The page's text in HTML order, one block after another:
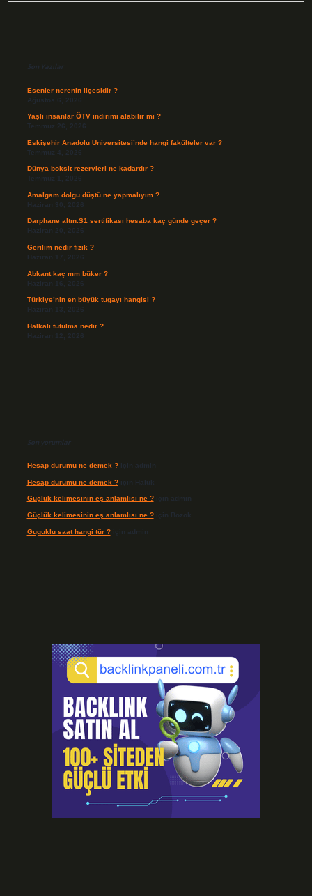
Son Yazılar
Esenler nerenin ilçesidir ?
Ağustos 6, 2026
Yaşlı insanlar ÖTV indirimi alabilir mi ?
Temmuz 26, 2026
Eskişehir Anadolu Üniversitesi’nde hangi fakülteler var ?
Temmuz 4, 2026
Dünya boksit rezervleri ne kadardır ?
Temmuz 1, 2026
Amalgam dolgu düştü ne yapmalıyım ?
Haziran 30, 2026
Darphane altın.S1 sertifikası hesaba kaç günde geçer ?
Haziran 20, 2026
Gerilim nedir fizik ?
Haziran 17, 2026
Abkant kaç mm büker ?
Haziran 16, 2026
Türkiye’nin en büyük tugayı hangisi ?
Haziran 13, 2026
Halkalı tutulma nedir ?
Haziran 12, 2026
Son yorumlar
Hesap durumu ne demek ?için admin
Hesap durumu ne demek ?için Haluk
Güçlük kelimesinin eş anlamlısı ne ?için admin
Güçlük kelimesinin eş anlamlısı ne ?için Bozok
Guguklu saat hangi tür ?için admin